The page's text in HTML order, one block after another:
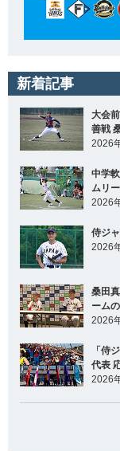
新着記事
大会
善戦
2026
中学
ムリ
2026
侍ジ
2026
桑田
ーム
2026
「侍
代表
2026